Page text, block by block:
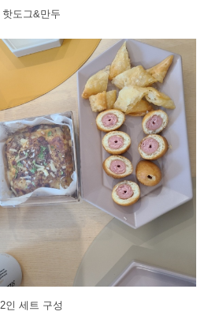
핫도그&만두
2인 세트 구성